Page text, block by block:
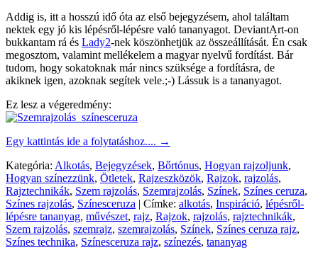
Addig is, itt a hosszú idő óta az első bejegyzésem, ahol találtam
nektek egy jó kis lépésről-lépésre való tananyagot. DeviantArt-on
bukkantam rá és Lady2-nek köszönhetjük az összeállítását. Én csak
megosztom, valamint mellékelem a magyar nyelvű fordítást. Bár
tudom, hogy sokatoknak már nincs szüksége a fordításra, de
akiknek igen, azoknak segítek vele.;-) Lássuk is a tananyagot.
Ez lesz a végeredmény:
Egy kattintás ide a folytatáshoz.... →
Kategória: Alkotás, Bejegyzések, Bőrtónus, Hogyan rajzoljunk,
Hogyan színezzünk, Ötletek, Rajzeszközök, Rajzok, rajzolás,
Rajztechnikák, Szem rajzolás, Szemrajzolás, Színek, Színes ceruza,
Színes rajzolás, Színesceruza | Címke: alkotás, Inspiráció, lépésről-
lépésre tananyag, művészet, rajz, Rajzok, rajzolás, rajztechnikák,
Szem rajzolás, szemrajz, szemrajzolás, Színek, Színes ceruza rajz,
Színes technika, Színesceruza rajz, színezés, tananyag